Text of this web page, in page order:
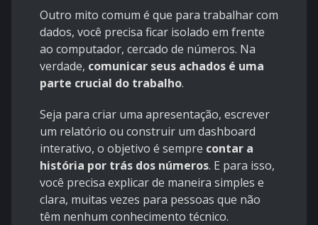
Outro mito comum é que para trabalhar com
dados, você precisa ficar isolado em frente
ao computador, cercado de números. Na
verdade, comunicar seus achados é uma
parte crucial do trabalho.
Seja para criar uma apresentação, escrever
um relatório ou construir um dashboard
interativo, o objetivo é sempre contar a
história por trás dos números. E para isso,
você precisa explicar de maneira simples e
clara, muitas vezes para pessoas que não
têm nenhum conhecimento técnico.